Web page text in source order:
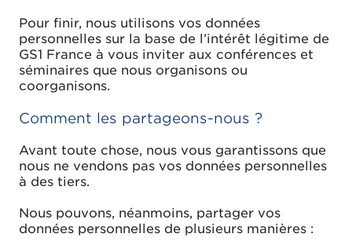
Pour finir, nous utilisons vos données
personnelles sur la base de l’intérêt légitime de
GS1 France à vous inviter aux conférences et
séminaires que nous organisons ou
coorganisons.
Comment les partageons-nous ?
Avant toute chose, nous vous garantissons que
nous ne vendons pas vos données personnelles
à des tiers.
Nous pouvons, néanmoins, partager vos
données personnelles de plusieurs manières :